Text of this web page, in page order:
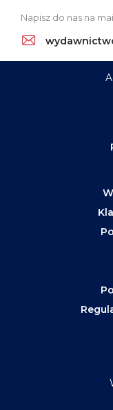
Napisz do nas na